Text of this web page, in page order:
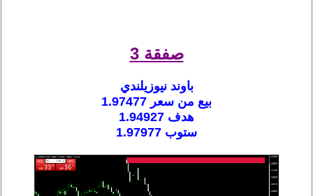
صفقة 3
باوند نيوزيلندي
بيع من سعر 1.97477
هدف 1.94927
ستوب 1.97977